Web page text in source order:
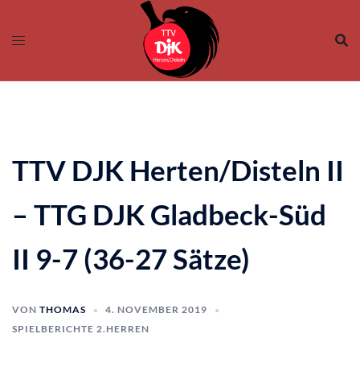
Inhalt
TTV DJK Herten/Disteln II
– TTG DJK Gladbeck-Süd
II 9-7 (36-27 Sätze)
VON THOMAS
4. NOVEMBER 2019
SPIELBERICHTE 2.HERREN